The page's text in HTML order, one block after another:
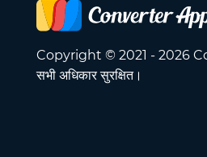
Copyright © 2021 - 2026
सभी अधिकार सुरक्षित।